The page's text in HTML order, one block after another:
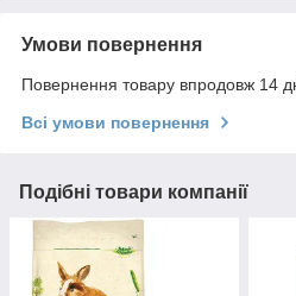
Умови повернення
Повернення товару впродовж 14
Всі умови повернення
Подібні товари компанії